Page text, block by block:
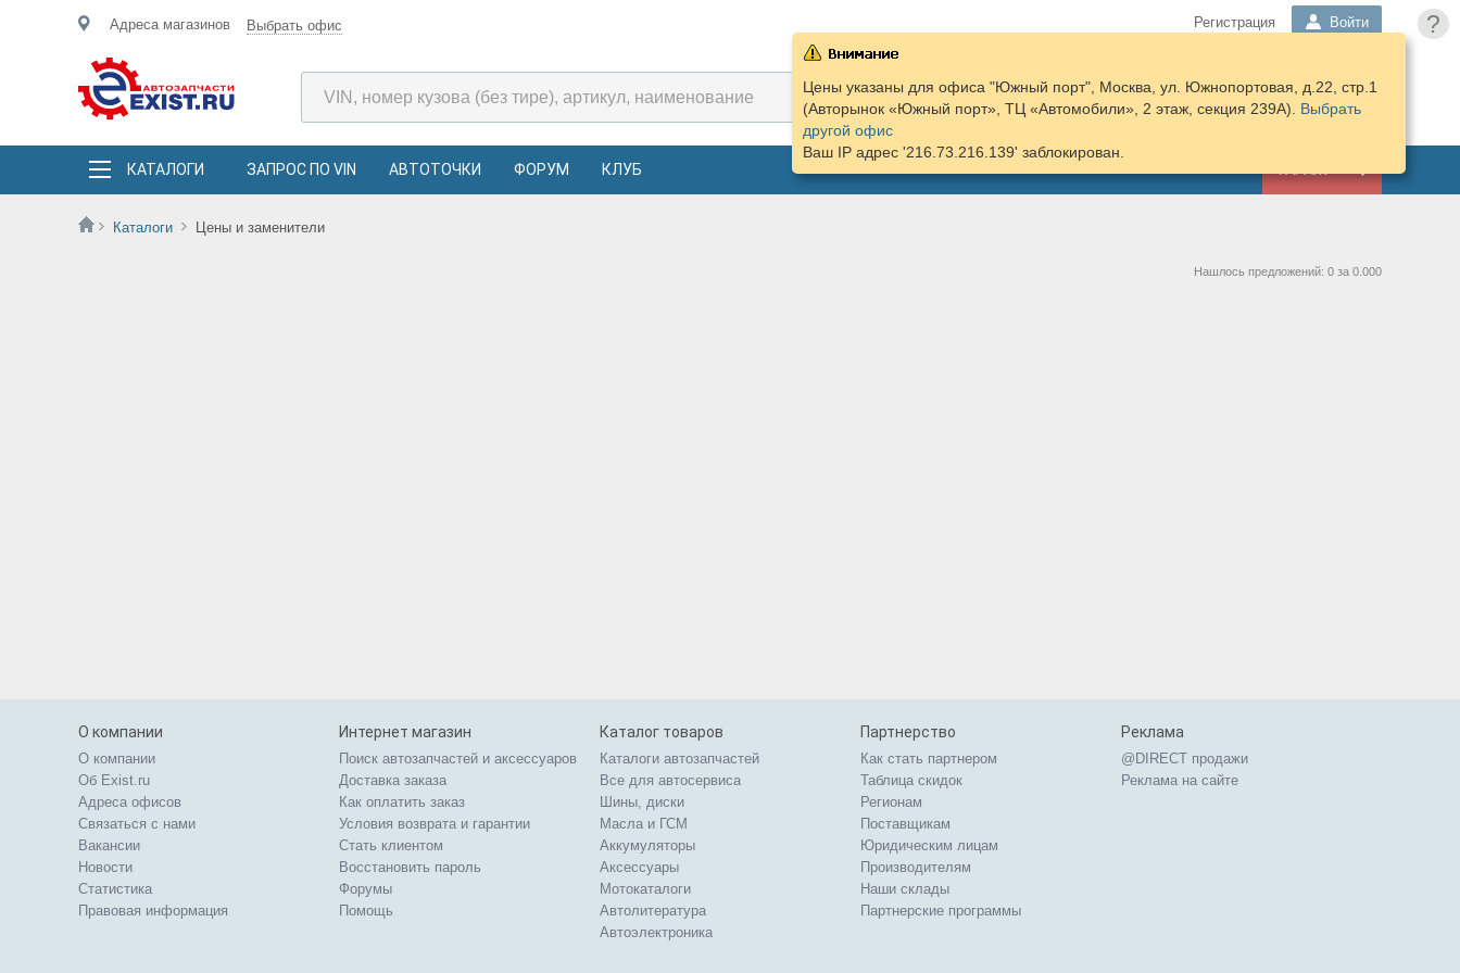
?
Адреса магазинов Выбрать офис Регистрация Войти
КОРЗИНА
ПОДОБРАТЬ
ЗАПЧАСТИ
КАТАЛОГИ ЗАПРОС ПО VIN АВТОТОЧКИ ФОРУМ КЛУБ
Каталоги Цены и заменители
Цены указаны для офиса "Южный порт", Москва, ул. Южнопортовая, д.22, стр.1
(Авторынок «Южный порт», ТЦ «Автомобили», 2 этаж, секция 239А). Выбрать
другой офис
Ваш IP адрес '216.73.216.139' заблокирован.
Нашлось предложений: 0 за 0.000
О компании
О компании
Об Exist.ru
Адреса офисов
Связаться с нами
Вакансии
Новости
Статистика
Правовая информация
Интернет магазин
Поиск автозапчастей и аксессуаров
Доставка заказа
Как оплатить заказ
Условия возврата и гарантии
Стать клиентом
Восстановить пароль
Форумы
Помощь
Каталог товаров
Каталоги автозапчастей
Все для автосервиса
Шины, диски
Масла и ГСМ
Аккумуляторы
Аксессуары
Мотокаталоги
Автолитература
Автоэлектроника
Партнерство
Как стать партнером
Таблица скидок
Регионам
Поставщикам
Юридическим лицам
Производителям
Наши склады
Партнерские программы
Реклама
@DIRECT продажи
Реклама на сайте